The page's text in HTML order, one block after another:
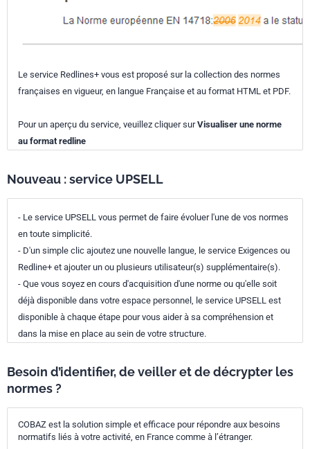
Le service Redlines+ vous est proposé sur la collection des normes
françaises en vigueur, en langue Française et au format HTML et PDF.
Pour un aperçu du service, veuillez cliquer surVisualiser une norme
au format redline
Nouveau : service UPSELL
- Le service UPSELL vous permet de faire évoluer l'une de vos normes
en toute simplicité.
- D'un simple clic ajoutez une nouvelle langue, le service Exigences ou
Redline+ et ajouter un ou plusieurs utilisateur(s) supplémentaire(s).
- Que vous soyez en cours d'acquisition d'une norme ou qu'elle soit
déjà disponible dans votre espace personnel, le service UPSELL est
disponible à chaque étape pour vous aider à sa compréhension et
dans la mise en place au sein de votre structure.
Besoin d’identifier, de veiller et de décrypter les
normes ?
COBAZ est la solution simple et efficace pour répondre aux besoins
normatifs liés à votre activité, en France comme à l’étranger.